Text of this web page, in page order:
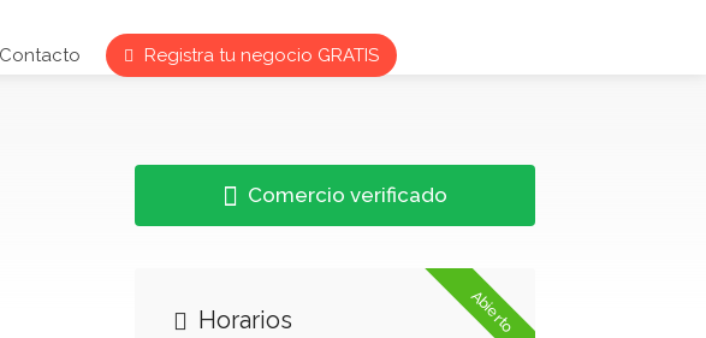
Contacto Registra tu negocio GRATIS
Comercio verificado
Abierto
Horarios